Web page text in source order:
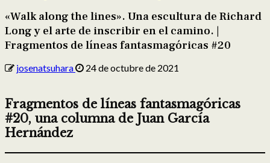
«Walk along the lines». Una escultura de Richard
Long y el arte de inscribir en el camino. |
Fragmentos de líneas fantasmagóricas #20
josenatsuhara 24 de octubre de 2021
Fragmentos de líneas fantasmagóricas
#20, una columna de Juan García
Hernández